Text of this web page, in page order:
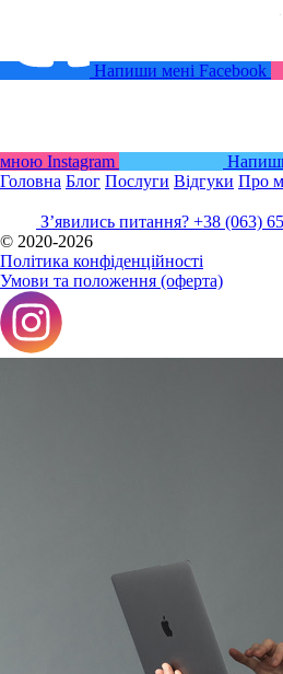
Напиши мені Facebook
мною Instagram
Головна Блог Послуги Відгуки Про
Зʼявились питання? +38 (063)
© 2020-2026
Політика конфіденційності
Умови та положення (оферта)